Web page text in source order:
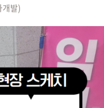
발)